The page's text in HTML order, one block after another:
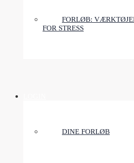
FORLØB:
FOR STRESS
DINE FORLØB